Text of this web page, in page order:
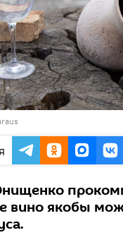
вино якобы